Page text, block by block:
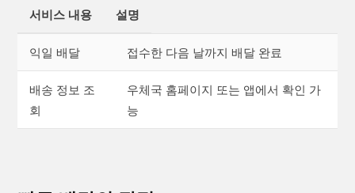
서비스 내용 설명
익일 배달 접수한 다음 날까지 배달 완료
배송 정보 조
회
우체국 홈페이지 또는 앱에서 확인 가
능